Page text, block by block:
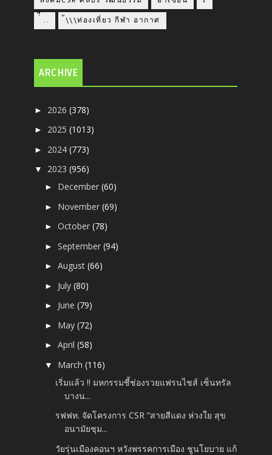
่่ื​ .. ้\\\ท่องเที่ยว กีฬา อากาศ
ARCHIVE
► 2026(378)
► 2025(1013)
► 2024(773)
▼ 2023(956)
► December(60)
► November(69)
►October(78)
►September(94)
►August(66)
► July(80)
► June(79)
► May(72)
►April(58)
▼ March(116)
เริ่มแล้ว !! มหกรรมชี้ช่องรวยแฟรนไชส์ เซ็นทรัล
บางน...
รฟฟท. จัดโครงการ CSR “สายสีแดง ห่วงใย สุข
อนามัยชุม...
วัยรุ่นเมืองคอนฯ หวังพรรคการเมือง ชูนโยบาย แก้